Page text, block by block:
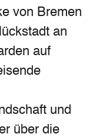
von Bremen
an
auf
und
über die